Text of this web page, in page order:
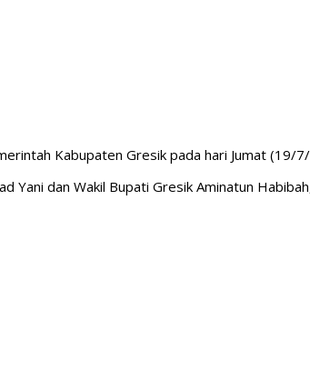
Kabupaten Gresik pada hari Jumat (19/
Yani dan Wakil Bupati Gresik Aminatun